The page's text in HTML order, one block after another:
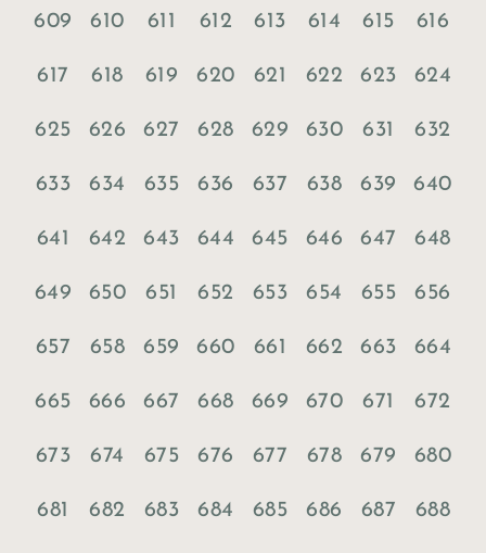
609 610 611 612 613 614 615 616
617 618 619 620 621 622 623 624
625 626 627 628 629 630 631 632
633 634 635 636 637 638 639 640
641 642 643 644 645 646 647 648
649 650 651 652 653 654 655 656
657 658 659 660 661 662 663 664
665 666 667 668 669 670 671 672
673 674 675 676 677 678 679 680
681 682 683 684 685 686 687 688